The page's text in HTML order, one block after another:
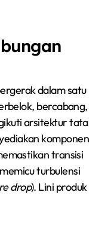
dalam satu
bercabang,
arsitektur tata
komponen
transisi
turbulensi
drop). Lini produk